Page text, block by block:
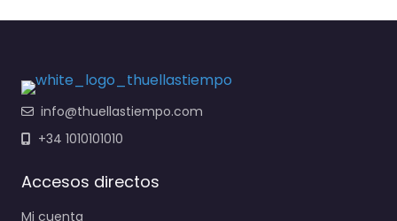
info@thuellastiempo.com
+34 1010101010
Accesos directos
Mi cuenta